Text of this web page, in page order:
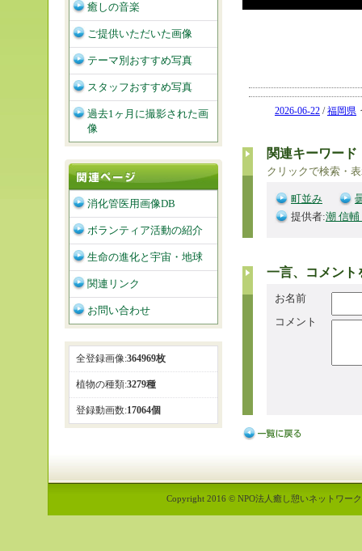
2026-06-22 /福岡県
関連キーワード
クリックで検索・
町並み
提供者:潮 信
一言、コメント
お名前
コメント
癒しの音楽
ご提供いただいた画像
テーマ別おすすめ写真
スタッフおすすめ写真
過去1ヶ月に撮影された画
像
消化管医用画像DB
ボランティア活動の紹介
生命の進化と宇宙・地球
関連リンク
お問い合わせ
全登録画像:364969枚
植物の種類:3279種
登録動画数:17064個
Copyright 2016 © NPO法人癒し憩いネットワー